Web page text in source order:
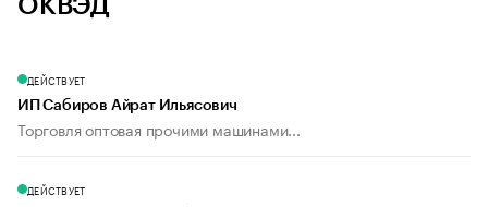
ОКВЭД
ДЕЙСТВУЕТ
ИП Сабиров Айрат Ильясович
Торговля оптовая прочими машинами...
ДЕЙСТВУЕТ